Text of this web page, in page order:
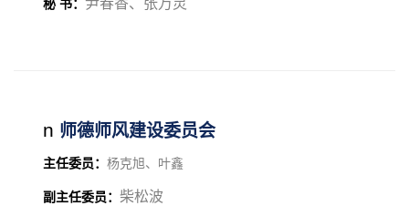
秘 书： 尹春香、张万灵
n 师德师风建设委员会
主任委员： 杨克旭、叶鑫
副主任委员： 柴松波